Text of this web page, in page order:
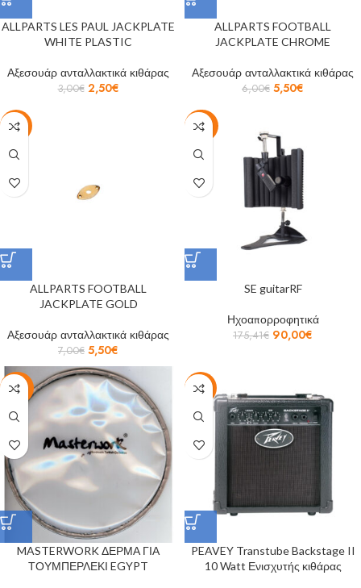
ALLPARTS LES PAUL JACKPLATE
WHITE PLASTIC
Αξεσουάρ ανταλλακτικά κιθάρας
3,00€ 2,50€
ALLPARTS FOOTBALL
JACKPLATE CHROME
Αξεσουάρ ανταλλακτικά κιθάρας
6,00€ 5,50€
-21%
ALLPARTS FOOTBALL
JACKPLATE GOLD
Αξεσουάρ ανταλλακτικά κιθάρας
7,00€ 5,50€
-49%
SE guitarRF
Ηχοαπορροφητικά
175,41€ 90,00€
-22%
MASTERWORK ΔΕΡΜΑ ΓΙΑ
ΤΟΥΜΠΕΡΛΕΚΙ EGYPT
-19%
PEAVEY Transtube Backstage II
10 Watt Ενισχυτής κιθάρας